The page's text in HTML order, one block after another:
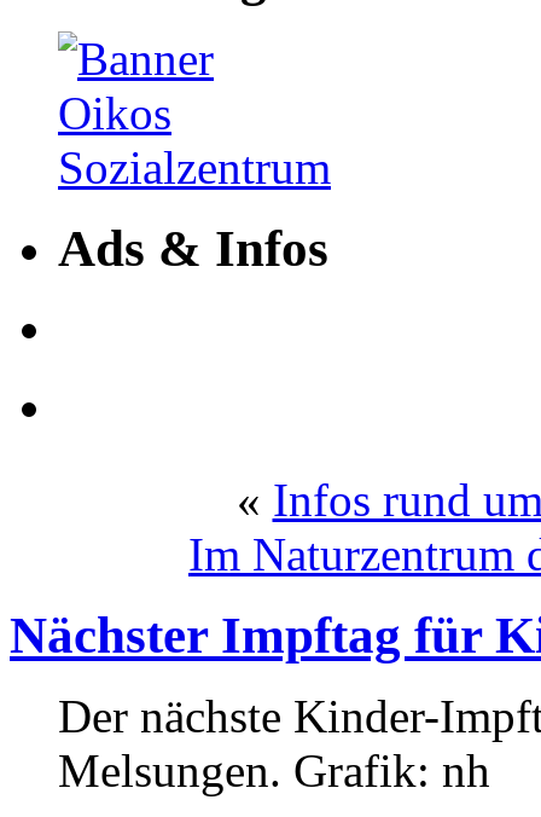
Ads & Infos
« Infos rund
Im Naturzentrum
Nächster Impftag für
Der nächste Kinder-
Melsungen. Grafik: nh